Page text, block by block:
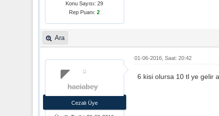
Konu Sayısı: 29
Rep Puanı: 2
Ara
haciabey
Cezalı Üye
01-06-2016, Saat: 20:42
6 kisi olursa 10 tl ye gelir